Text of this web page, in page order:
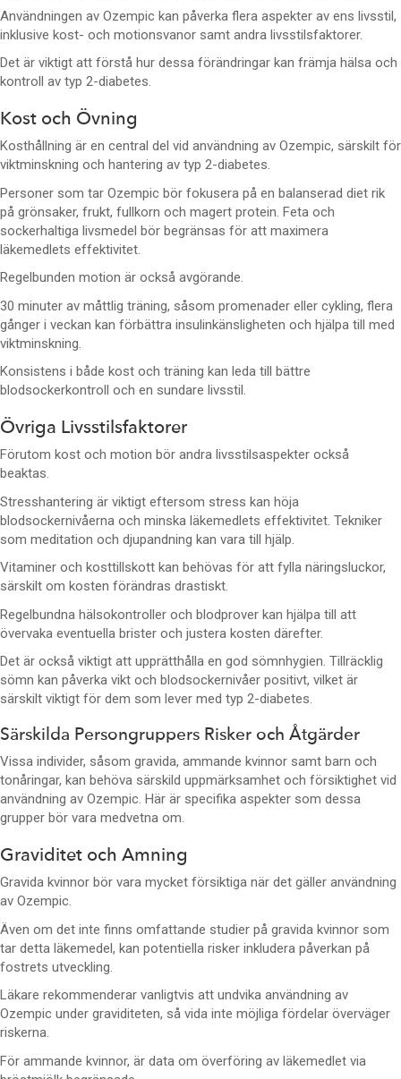
Användningen av Ozempic kan påverka flera aspekter av ens livsstil,
inklusive kost- och motionsvanor samt andra livsstilsfaktorer.
Det är viktigt att förstå hur dessa förändringar kan främja hälsa och
kontroll av typ 2-diabetes.
Kost och Övning
Kosthållning är en central del vid användning av Ozempic, särskilt för
viktminskning och hantering av typ 2-diabetes.
Personer som tar Ozempic bör fokusera på en balanserad diet rik
på grönsaker, frukt, fullkorn och magert protein. Feta och
sockerhaltiga livsmedel bör begränsas för att maximera
läkemedlets effektivitet.
Regelbunden motion är också avgörande.
30 minuter av måttlig träning, såsom promenader eller cykling, flera
gånger i veckan kan förbättra insulinkänsligheten och hjälpa till med
viktminskning.
Konsistens i både kost och träning kan leda till bättre
blodsockerkontroll och en sundare livsstil.
Övriga Livsstilsfaktorer
Förutom kost och motion bör andra livsstilsaspekter också
beaktas.
Stresshantering är viktigt eftersom stress kan höja
blodsockernivåerna och minska läkemedlets effektivitet. Tekniker
som meditation och djupandning kan vara till hjälp.
Vitaminer och kosttillskott kan behövas för att fylla näringsluckor,
särskilt om kosten förändras drastiskt.
Regelbundna hälsokontroller och blodprover kan hjälpa till att
övervaka eventuella brister och justera kosten därefter.
Det är också viktigt att upprätthålla en god sömnhygien. Tillräcklig
sömn kan påverka vikt och blodsockernivåer positivt, vilket är
särskilt viktigt för dem som lever med typ 2-diabetes.
Särskilda Persongruppers Risker och Åtgärder
Vissa individer, såsom gravida, ammande kvinnor samt barn och
tonåringar, kan behöva särskild uppmärksamhet och försiktighet vid
användning av Ozempic. Här är specifika aspekter som dessa
grupper bör vara medvetna om.
Graviditet och Amning
Gravida kvinnor bör vara mycket försiktiga när det gäller användning
av Ozempic.
Även om det inte finns omfattande studier på gravida kvinnor som
tar detta läkemedel, kan potentiella risker inkludera påverkan på
fostrets utveckling.
Läkare rekommenderar vanligtvis att undvika användning av
Ozempic under graviditeten, så vida inte möjliga fördelar överväger
riskerna.
För ammande kvinnor, är data om överföring av läkemedlet via